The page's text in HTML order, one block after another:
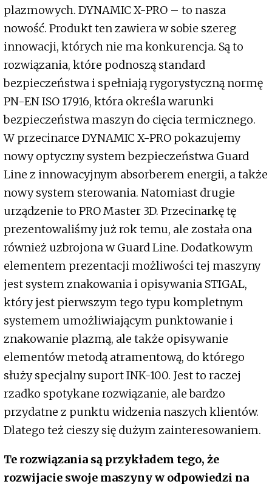
plazmowych. DYNAMIC X-PRO – to nasza
nowość. Produkt ten zawiera w sobie szereg
innowacji, których nie ma konkurencja. Są to
rozwiązania, które podnoszą standard
bezpieczeństwa i spełniają rygorystyczną normę
PN-EN ISO 17916, która określa warunki
bezpieczeństwa maszyn do cięcia termicznego.
W przecinarce DYNAMIC X-PRO pokazujemy
nowy optyczny system bezpieczeństwa Guard
Line z innowacyjnym absorberem energii, a także
nowy system sterowania. Natomiast drugie
urządzenie to PRO Master 3D. Przecinarkę tę
prezentowaliśmy już rok temu, ale została ona
również uzbrojona w Guard Line. Dodatkowym
elementem prezentacji możliwości tej maszyny
jest system znakowania i opisywania STIGAL,
który jest pierwszym tego typu kompletnym
systemem umożliwiającym punktowanie i
znakowanie plazmą, ale także opisywanie
elementów metodą atramentową, do którego
służy specjalny suport INK-100. Jest to raczej
rzadko spotykane rozwiązanie, ale bardzo
przydatne z punktu widzenia naszych klientów.
Dlatego też cieszy się dużym zainteresowaniem.
Te rozwiązania są przykładem tego, że
rozwijacie swoje maszyny w odpowiedzi na